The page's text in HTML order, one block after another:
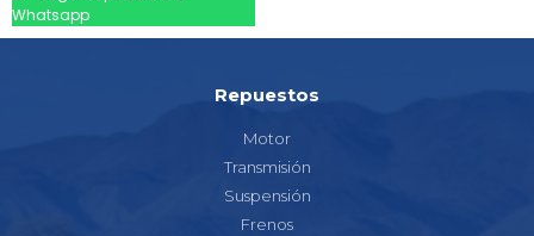
Whatsapp
Repuestos
Motor
Transmisión
Suspensión
Frenos